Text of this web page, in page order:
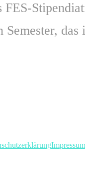
Semester,
Impressum